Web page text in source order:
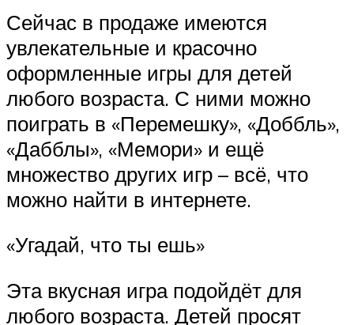
Сейчас в продаже имеются
увлекательные и красочно
оформленные игры для детей
любого возраста. С ними можно
поиграть в «Перемешку», «Доббль»,
«Дабблы», «Мемори» и ещё
множество других игр – всё, что
можно найти в интернете.
«Угадай, что ты ешь»
Эта вкусная игра подойдёт для
любого возраста. Детей просят